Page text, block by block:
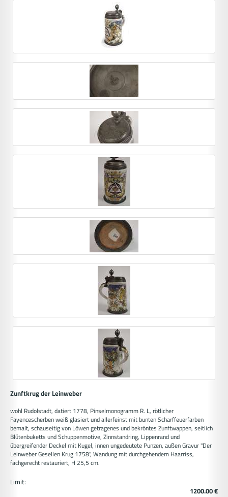
Zunftkrug der Leinweber
wohl Rudolstadt, datiert 1778, Pinselmonogramm R. L, rötlicher
Fayencescherben weiß glasiert und allerfeinst mit bunten Scharffeuerfarben
bemalt, schauseitig von Löwen getragenes und bekröntes Zunftwappen, seitlich
Blütenbuketts und Schuppenmotive, Zinnstandring, Lippenrand und
übergreifender Deckel mit Kugel, innen ungedeutete Punzen, außen Gravur "Der
Leinweber Gesellen Krug 1758", Wandung mit durchgehendem Haarriss,
fachgerecht restauriert, H 25,5 cm.
Limit:
1200.00 €